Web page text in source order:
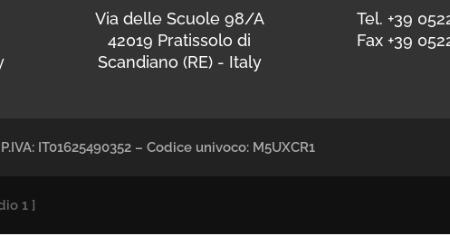
Via delle Scuole 98/A
42019 Pratissolo di
Scandiano (RE) - Italy
Tel. +39
Fax +39
IT01625490352 – Codice univoco: M5UXCR1
1 ]